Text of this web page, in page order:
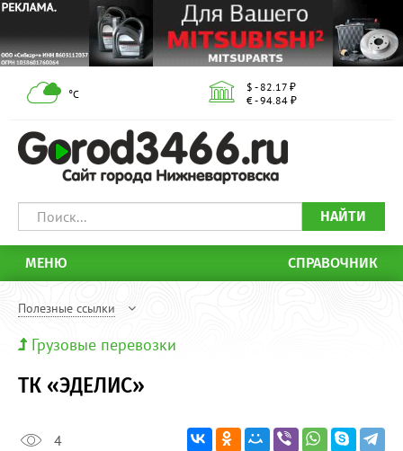
°С
$ - 82.17 ₽
€ - 94.84 ₽
НАЙТИ
МЕНЮ СПРАВОЧНИК
Полезные ссылки
Грузовые перевозки
ТК «ЭДЕЛИС»
4